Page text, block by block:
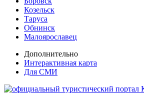
Козельск
Таруса
Обнинск
Малоярославец
Дополнительно
Интерактивная карта
Для СМИ